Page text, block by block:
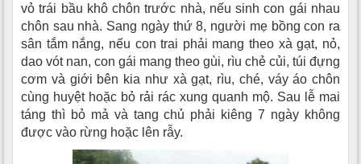
vỏ trái bầu khô chôn trước nhà, nếu sinh con gái nhau
chôn sau nhà. Sang ngày thứ 8, người mẹ bồng con ra
sân tắm nắng, nếu con trai phải mang theo xà gạt, nỏ,
dao vót nan, con gái mang theo gùi, rìu chẻ củi, túi đựng
cơm và giới bên kia như xà gạt, rìu, ché, váy áo chôn
cùng huyệt hoặc bỏ rải rác xung quanh mộ. Sau lễ mai
táng thì bỏ mả và tang chủ phải kiêng 7 ngày không
được vào rừng hoặc lên rẫy.